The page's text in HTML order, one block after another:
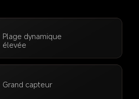
Plage dynamique
élevée
Grand capteur